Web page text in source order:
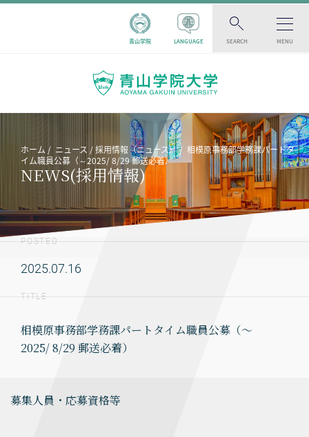
青山学院 LANGUAGE SEARCH MENU
ホーム ニュース 採用情報（ニュース）
相模原事務部学務課パートタ
イム職員公募（～2025/ 8/29 郵送必着）
NEWS(採用情報)
POSTED
2025.07.16
TITLE
相模原事務部学務課パートタイム職員公募（～
2025/ 8/29 郵送必着）
募集人員・応募資格等